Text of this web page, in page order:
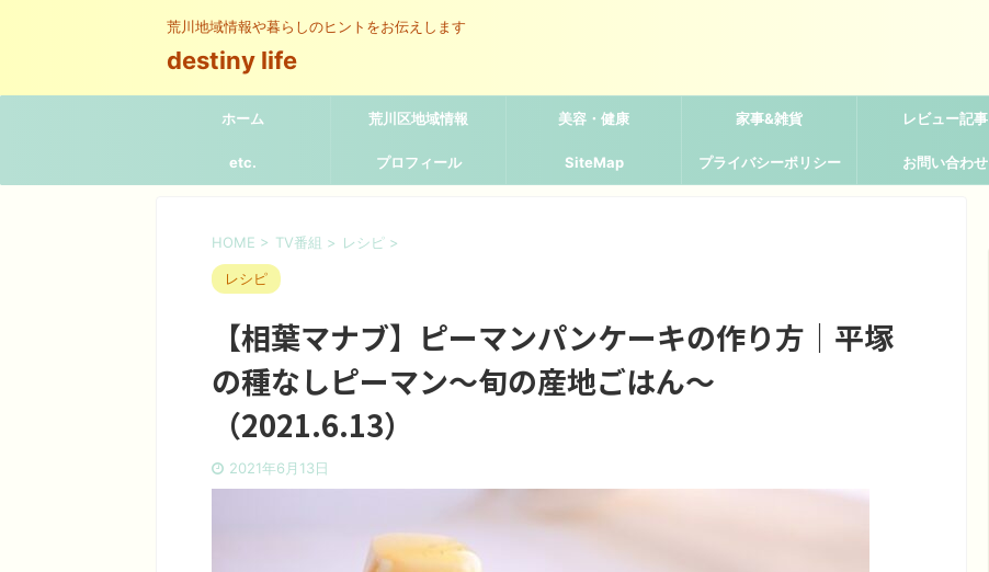
荒川地域情報や暮らしのヒントをお伝えします
destiny life
ホーム 荒川区地域情報 美容・健康 家事&雑貨 レビュー記事
etc. プロフィール SiteMap プライバシーポリシー お問い合わせ
HOME > TV番組 > レシピ >
レシピ
【相葉マナブ】ピーマンパンケーキの作り方｜平塚
の種なしピーマン〜旬の産地ごはん〜
（2021.6.13）
2021年6月13日